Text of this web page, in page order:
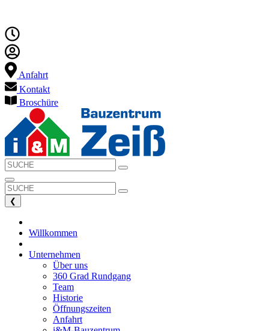
Anfahrt
Kontakt
Broschüre
❮
Willkommen
Unternehmen
Über uns
360 Grad Rundgang
Team
Historie
Öffnungszeiten
Anfahrt